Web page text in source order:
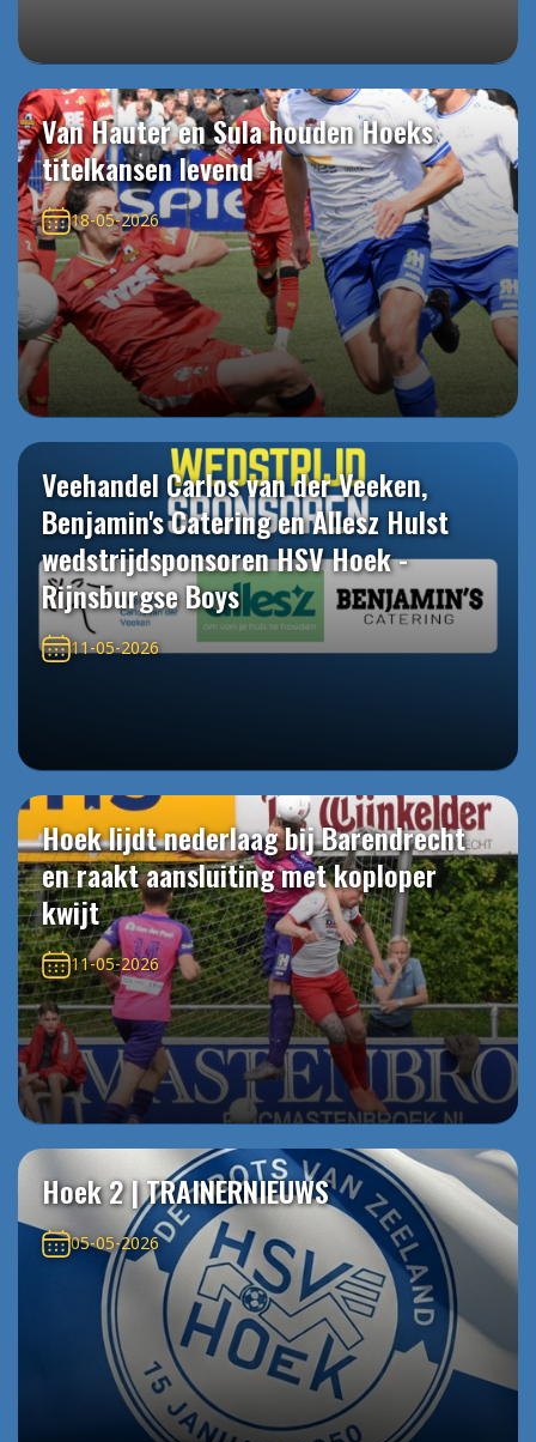
Van Hauter en Sula houden Hoeks
titelkansen levend
18-05-2026
Veehandel Carlos van der Veeken,
Benjamin's Catering en Allesz Hulst
wedstrijdsponsoren HSV Hoek -
Rijnsburgse Boys
11-05-2026
Hoek lijdt nederlaag bij Barendrecht
en raakt aansluiting met koploper
kwijt
11-05-2026
Hoek 2 | TRAINERNIEUWS
05-05-2026